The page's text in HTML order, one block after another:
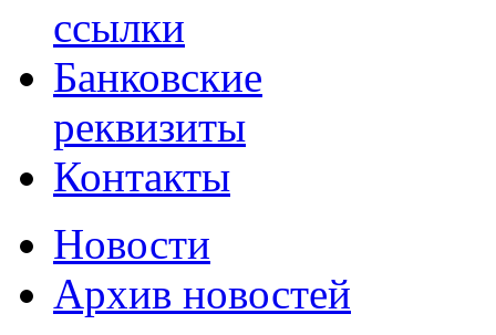
ссылки
Банковские
реквизиты
Контакты
Новости
Архив новостей